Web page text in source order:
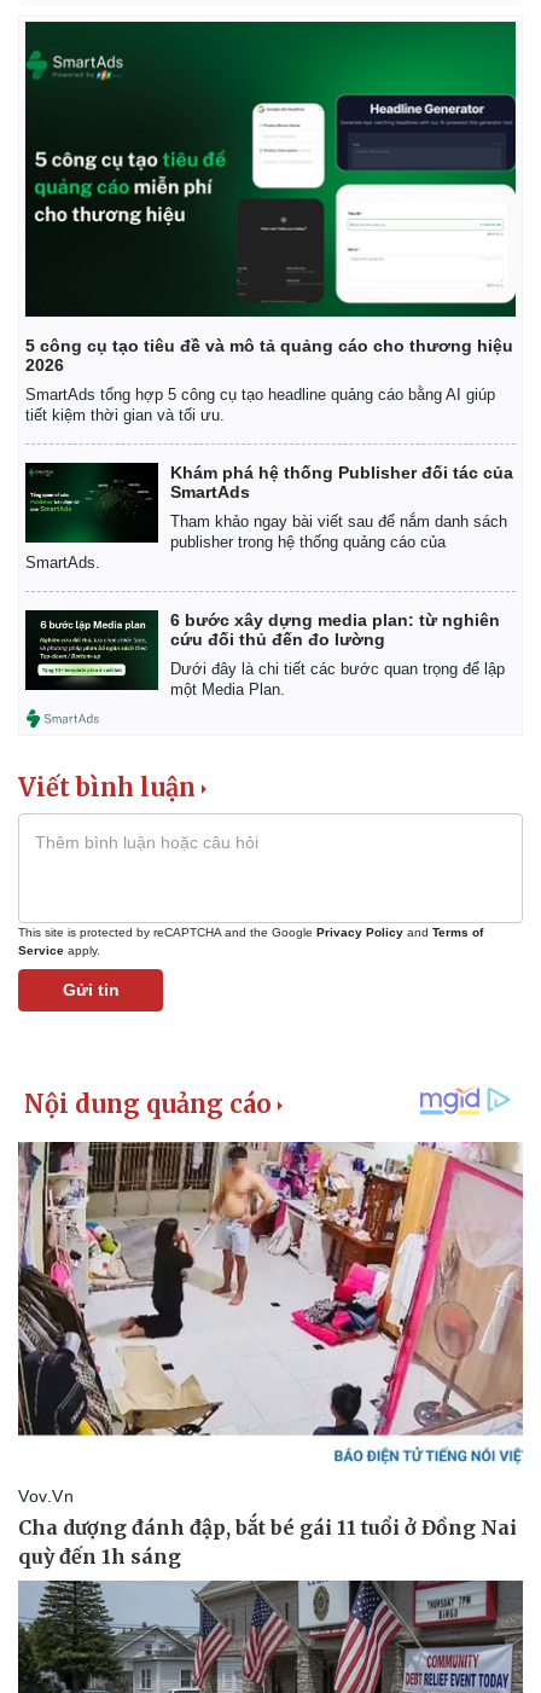
Thể thao
Bóng đá
Lịch thi đấu bóng đá
Thế giới thể thao
eSports
Ô tô - Xe máy
Xe máy
Tư vấn
5 công cụ tạo tiêu đề và mô tả quảng cáo cho thương hiệu
2026
SmartAds tổng hợp 5 công cụ tạo headline quảng cáo bằng AI giúp
tiết kiệm thời gian và tối ưu.
Khám phá hệ thống Publisher đối tác của
SmartAds
Tham khảo ngay bài viết sau để nắm danh sách
publisher trong hệ thống quảng cáo của
SmartAds.
6 bước xây dựng media plan: từ nghiên
cứu đối thủ đến đo lường
Dưới đây là chi tiết các bước quan trọng để lập
một Media Plan.
Viết bình luận
This site is protected by reCAPTCHA and the Google Privacy Policy and Terms of
Service apply.
Gửi tin